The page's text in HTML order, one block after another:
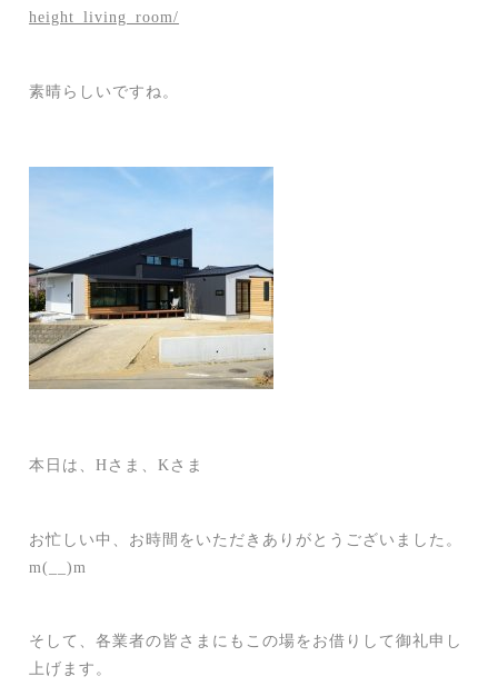
height_living_room/
素晴らしいですね。
本日は、Hさま、Kさま
お忙しい中、お時間をいただきありがとうございました。
m(__)m
そして、各業者の皆さまにもこの場をお借りして御礼申し
上げます。